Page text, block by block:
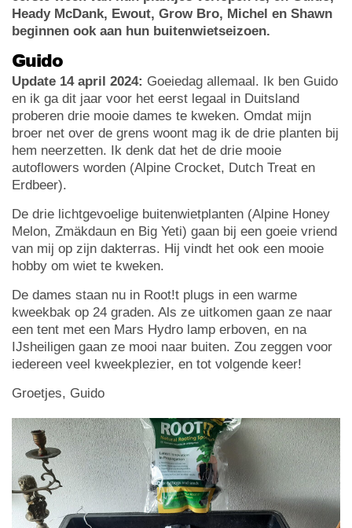
Heady McDank, Ewout, Grow Bro, Michel en Shawn
beginnen ook aan hun buitenwietseizoen.
Guido
Update 14 april 2024: Goeiedag allemaal. Ik ben Guido
en ik ga dit jaar voor het eerst legaal in Duitsland
proberen drie mooie dames te kweken. Omdat mijn
broer net over de grens woont mag ik de drie planten bij
hem neerzetten. Ik denk dat het de drie mooie
autoflowers worden (Alpine Crocket, Dutch Treat en
Erdbeer).
De drie lichtgevoelige buitenwietplanten (Alpine Honey
Melon, Zmäkdaun en Big Yeti) gaan bij een goeie vriend
van mij op zijn dakterras. Hij vindt het ook een mooie
hobby om wiet te kweken.
De dames staan nu in Root!t plugs in een warme
kweekbak op 24 graden. Als ze uitkomen gaan ze naar
een tent met een Mars Hydro lamp erboven, en na
IJsheiligen gaan ze mooi naar buiten. Zou zeggen voor
iedereen veel kweekplezier, en tot volgende keer!
Groetjes, Guido